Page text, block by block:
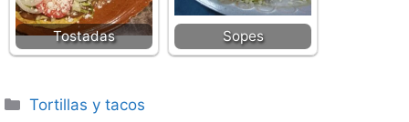
Tostadas Sopes
Categorías
Tortillas y tacos